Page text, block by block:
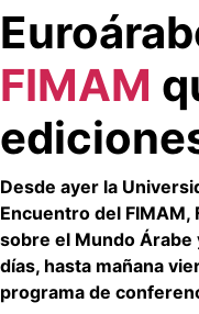
FIMAM
Desde ayer la
Encuentro del
sobre el Mundo
días, hasta mañana
programa de